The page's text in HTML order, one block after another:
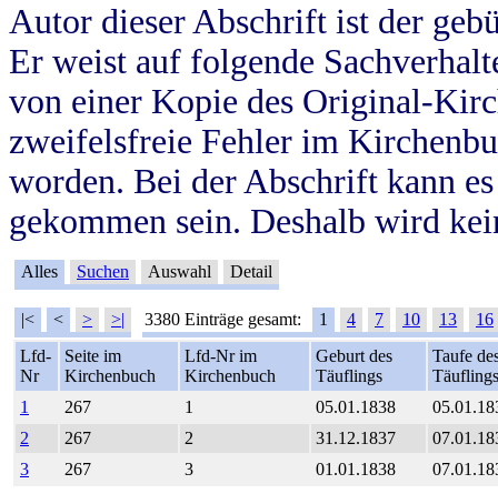
Autor dieser Abschrift ist der
Er weist auf folgende
von einer Kopie des Original-
zweifelsfreie Fehler im
worden. Bei der Abschrift kann
gekommen sein. Deshalb wird
Alles Suchen Auswahl Detail
|< < > >| 3380 Einträge gesamt: 1 4 7 10 13
16
Lfd-
Nr
Seite im
Kirchenbuch
Lfd-Nr im
Kirchenbuch
Geburt des
Täuflings
Taufe
Täuflings
1
267 1 05.01.1838
2
267 2 31.12.1837
3
267 3 01.01.1838